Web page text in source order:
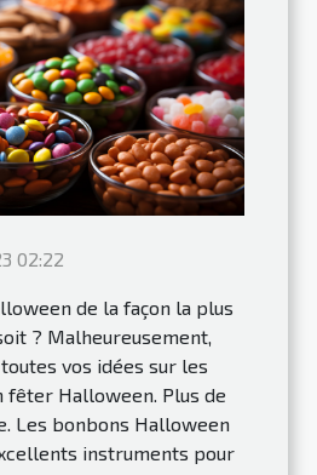
02:22
de la façon la plus
? Malheureusement,
vos idées sur les
Halloween. Plus de
Les bonbons Halloween
instruments pour